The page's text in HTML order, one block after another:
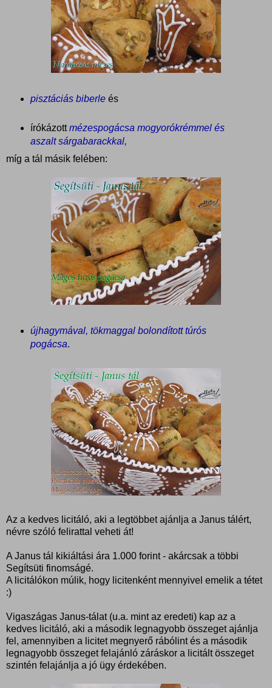
pisztáciás biberleés
írókázottmézespogácsa mogyorókrémmel és
aszalt sárgabarackkal,
míg a tál másik felében:
újhagymával, tökmaggal bolondított túrós
pogácsa.
Az a kedves licitáló, aki a legtöbbet ajánlja a Janus tálért,
névre szóló felirattal veheti át!
A Janus tál kikiáltási ára 1.000 forint - akárcsak a többi
Segítsüti finomságé.
A licitálókon múlik, hogy licitenként mennyivel emelik a tétet
:)
Vigaszágas Janus-tálat (u.a. mint az eredeti) kap az a
kedves licitáló, aki a második legnagyobb összeget ajánlja
fel, amennyiben a licitet megnyerő rábólint és a második
legnagyobb összeget felajánló záráskor a licitált összeget
szintén felajánlja a jó ügy érdekében.